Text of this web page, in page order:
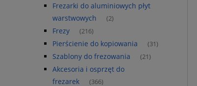
Frezarki do aluminiowych płyt
warstwowych
(2)
Frezy (216)
Pierścienie do kopiowania (31)
Szablony do frezowania (21)
Akcesoria i osprzęt do
frezarek
(366)